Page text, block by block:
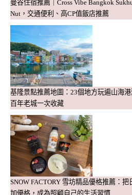
曼谷住宿推薦｜Cross Vibe Bangkok
Nut，交通便利、高CP值飯店推薦
基隆景點推薦地圖：23個地方玩遍山海
百年老城一次收藏
SNOW FACTORY 雪坊精品優格推薦：
加優格，成為照顧自己的生活習慣